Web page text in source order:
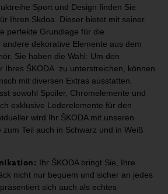
Sport und Design finden Sie
Ihren Skdoa. Dieser bietet mit seiner
perfekte Grundlage für die
andere dekorative Elemente aus dem
Sie haben die Wahl: Um den
Ihres ŠKODA zu unterstreichen, können
mit diversen Extras ausstatten.
sowohl Spoiler, Chromelemente und
exklusive Lederelemente für den
wird Ihr ŠKODA mit unseren
zum Teil auch in Schwarz und in Weiß
Ihr ŠKODA bringt Sie, Ihre
nicht nur bequem und sicher an jedes
sich auch als echtes